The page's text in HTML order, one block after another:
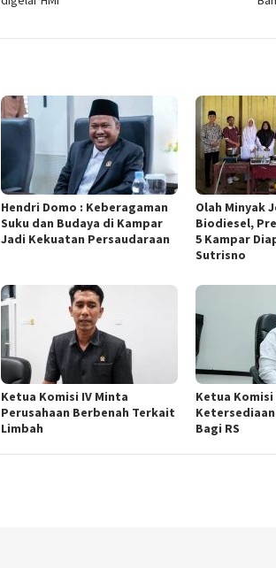
Hendri Domo : Keberagaman
Suku dan Budaya di Kampar
Jadi Kekuatan Persaudaraan
Olah Minyak
Biodiesel,
5 Kampar
Sutrisno
Ketua Komisi IV Minta
Perusahaan Berbenah Terkait
Limbah
Ketua
Bagi RS